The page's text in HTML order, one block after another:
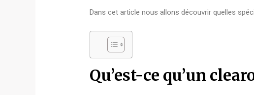
Dans cet article nous allons découvrir quelles
Qu’est-ce qu’un